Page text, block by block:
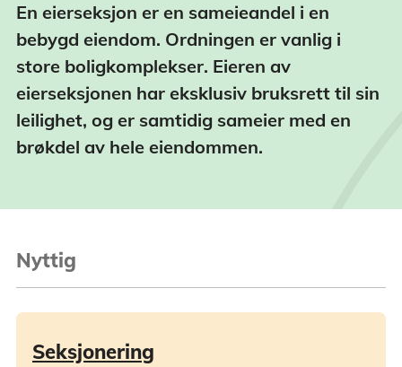
En eierseksjon er en sameieandel i en
bebygd eiendom. Ordningen er vanlig i
store boligkomplekser. Eieren av
eierseksjonen har eksklusiv bruksrett til sin
leilighet, og er samtidig sameier med en
brøkdel av hele eiendommen.
Nyttig
Seksjonering